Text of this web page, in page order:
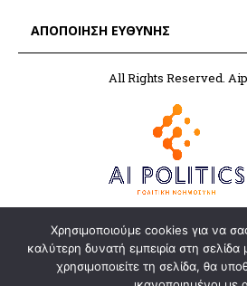
ΑΠΟΠΟΊΗΣΗ ΕΥΘΎΝΗΣ
All Rights Reserved.
Χρησιμοποιούμε cookies για να
καλύτερη δυνατή εμπειρία στη
χρησιμοποιείτε τη σελίδα, θα